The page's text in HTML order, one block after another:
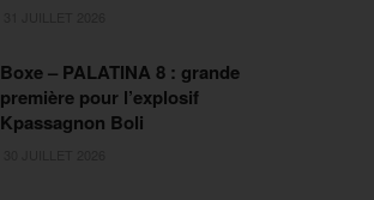
Boxe – PALATINA 8 : grande
première pour l’explosif
Kpassagnon Boli